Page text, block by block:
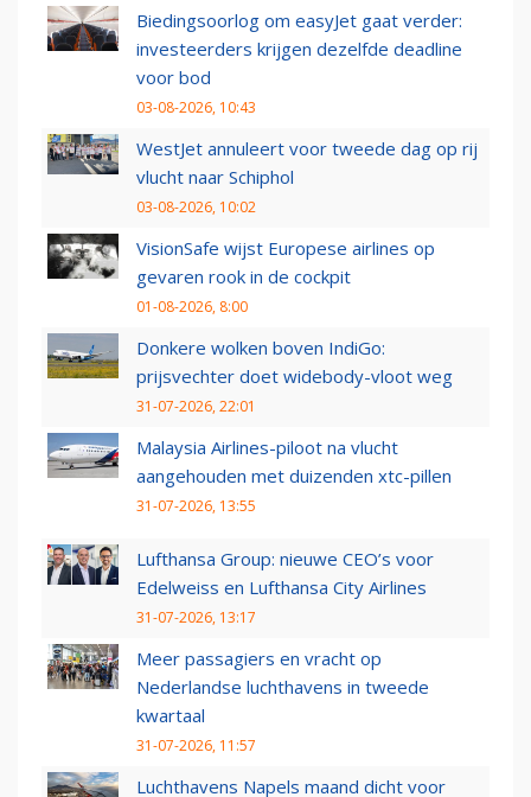
Biedingsoorlog om easyJet gaat verder:
investeerders krijgen dezelfde deadline
voor bod
03-08-2026, 10:43
WestJet annuleert voor tweede dag op rij
vlucht naar Schiphol
03-08-2026, 10:02
VisionSafe wijst Europese airlines op
gevaren rook in de cockpit
01-08-2026, 8:00
Donkere wolken boven IndiGo:
prijsvechter doet widebody-vloot weg
31-07-2026, 22:01
Malaysia Airlines-piloot na vlucht
aangehouden met duizenden xtc-pillen
31-07-2026, 13:55
Lufthansa Group: nieuwe CEO’s voor
Edelweiss en Lufthansa City Airlines
31-07-2026, 13:17
Meer passagiers en vracht op
Nederlandse luchthavens in tweede
kwartaal
31-07-2026, 11:57
Luchthavens Napels maand dicht voor